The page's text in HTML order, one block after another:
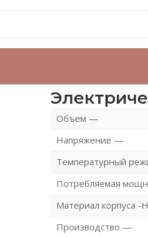
Объем —
Напряжение —
Температурный
Потребляемая
Материал корпуса
Производство —